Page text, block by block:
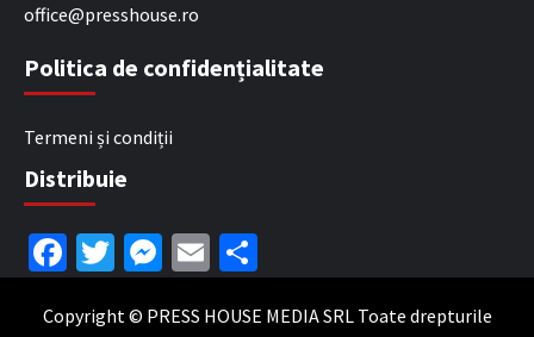
office@presshouse.ro
Politica de confidențialitate
Termeni și condiții
Distribuie
Facebook
Twitter
Messenger
Email
Copyright © PRESS HOUSE MEDIA SRL Toate drepturile